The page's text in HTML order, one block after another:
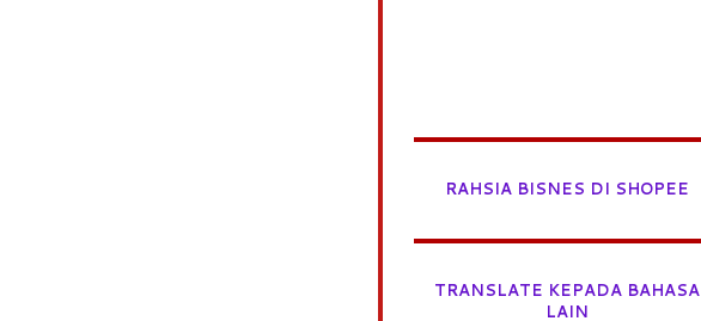
RAHSIA BISNES DI SHOPEE
TRANSLATE KEPADA BAHASA
LAIN